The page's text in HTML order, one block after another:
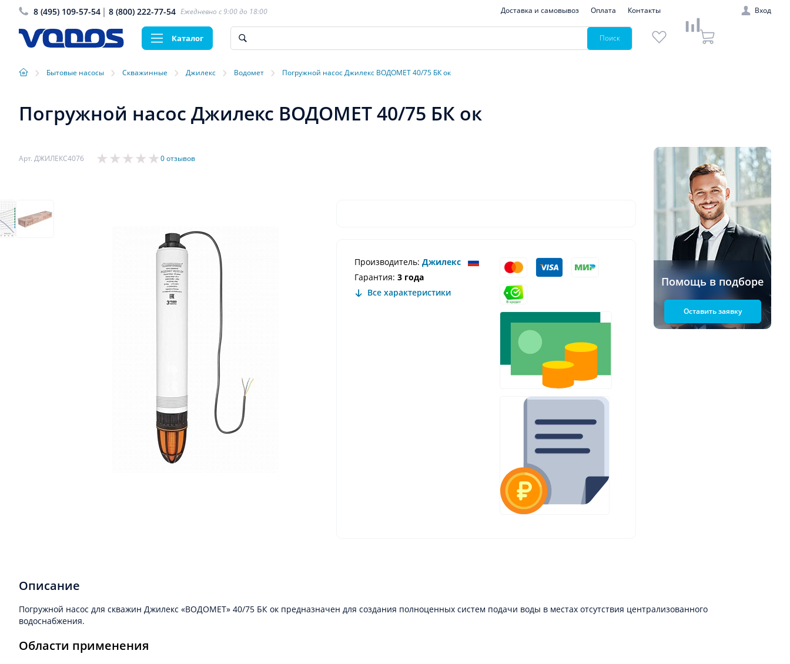
8 (495) 109-57-54 8 (800) 222-77-54 Ежедневно с 9:00 до 18:00 Доставка и самовывоз Оплата Контакты Вход
Каталог Поиск
› Бытовые насосы › Скважинные › Джилекс › Водомет › Погружной насос Джилекс ВОДОМЕТ 40/75 БК ок
Погружной насос Джилекс ВОДОМЕТ 40/75 БК ок
Арт. ДЖИЛЕКС4076 0 отзывов
Производитель: Джилекс
Гарантия: 3 года
Все характеристики
Помощь в подборе
Оставить заявку
Описание
Погружной насос для скважин Джилекс «ВОДОМЕТ» 40/75 БК ок предназначен для создания полноценных систем подачи воды в местах отсутствия централизованного
водоснабжения.
Области применения